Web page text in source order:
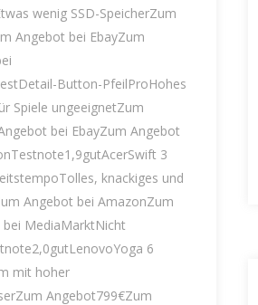
wenig SSD-SpeicherZum
Angebot bei EbayZum
Button-PfeilProHohes
Spiele ungeeignetZum
bei EbayZum Angebot
3
knackiges und
Angebot bei AmazonZum
MediaMarktNicht
6
mit hoher
Angebot799€Zum